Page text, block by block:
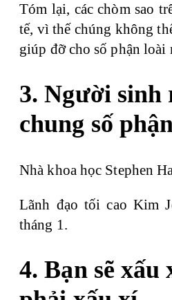
Tóm lại, các chòm sao
tế, vì thế chúng không
giúp đỡ cho số phận loài
3. Người sinh
chung số
Nhà khoa học Stephen
Lãnh đạo tối cao Kim
tháng 1.
4. Bạn sẽ xấu